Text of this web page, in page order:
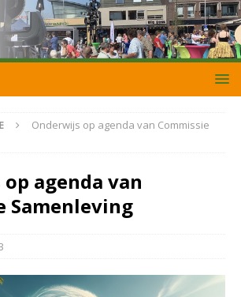
Onderwijs op agenda van Commissie
agenda van
Samenleving